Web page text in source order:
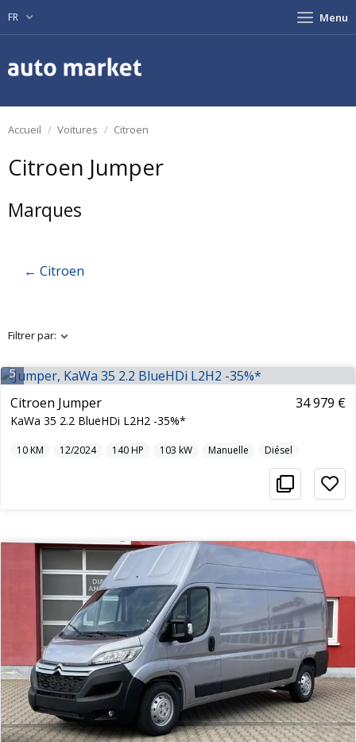
FR Menu
Accueil Voitures Citroen
Citroen Jumper
Marques
← Citroen
Filtrer par:
5
Citroen Jumper
KaWa 35 2.2 BlueHDi L2H2 -35%*
34 979 €
10KM 12/2024 140HP 103 kW Manuelle Diésel